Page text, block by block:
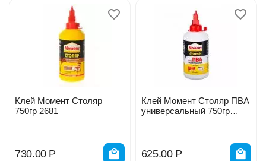
Клей Момент Столяр
750гр 2681
730.00 Р
Клей Момент Столяр ПВА
универсальный 750гр
625.00 Р